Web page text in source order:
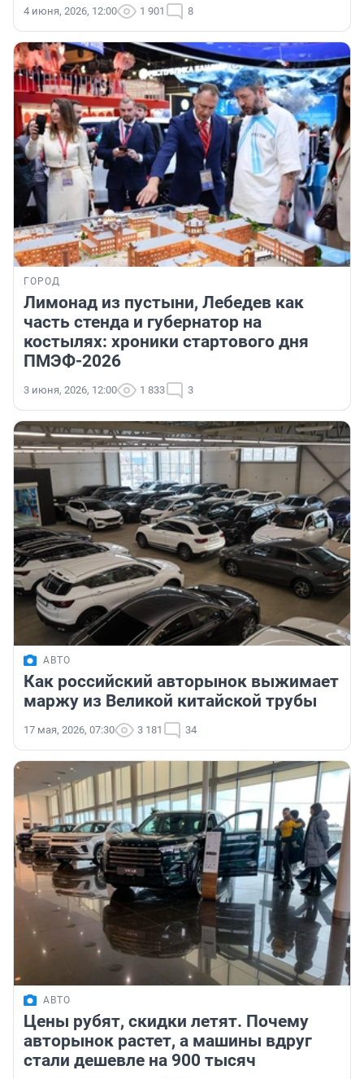
4 июня, 2026, 12:00 1 901 8
ГОРОД
Лимонад из пустыни, Лебедев как
часть стенда и губернатор на
костылях: хроники стартового дня
ПМЭФ-2026
3 июня, 2026, 12:00 1 833 3
АВТО
Как российский авторынок выжимает
маржу из Великой китайской трубы
17 мая, 2026, 07:30 3 181 34
АВТО
Цены рубят, скидки летят. Почему
авторынок растет, а машины вдруг
стали дешевле на 900 тысяч